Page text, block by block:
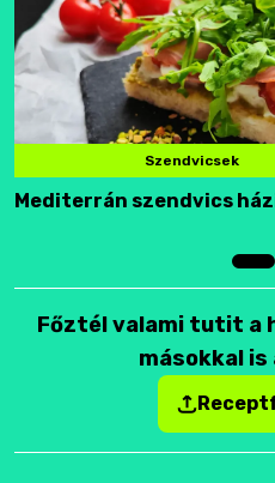
Szendvicsek
Mediterrán szendvics
Főztél valami tutit a
másokkal